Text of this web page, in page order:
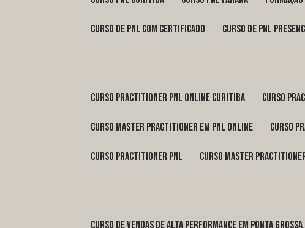
curso de pnl com certificado curso de pnl
curso practitioner pnl online Curitiba curso
curso master practitioner em pnl online curso
curso practitioner pnl curso master
curso de vendas de alta performance em Ponta Grossa